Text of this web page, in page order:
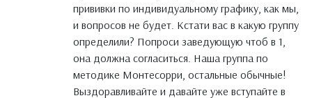
прививки по индивидуальному графику, как мы,
и вопросов не будет. Кстати вас в какую группу
определили? Попроси заведующую чтоб в 1,
она должна согласиться. Наша группа по
методике Монтесорри, остальные обычные!
Выздоравливайте и давайте уже вступайте в